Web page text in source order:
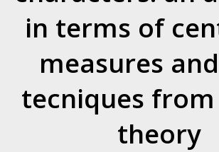
in terms of
measures
tecniques
theory